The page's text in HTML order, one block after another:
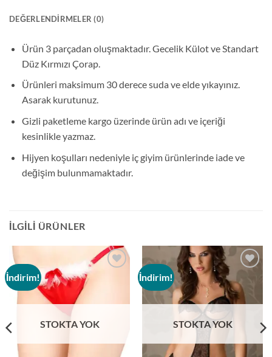
DEĞERLENDIRMELER (0)
Ürün 3 parçadan oluşmaktadır. Gecelik Külot ve Standart
Düz Kırmızı Çorap.
Ürünleri maksimum 30 derece suda ve elde yıkayınız.
Asarak kurutunuz.
Gizli paketleme kargo üzerinde ürün adı ve içeriği
kesinlikle yazmaz.
Hijyen koşulları nedeniyle iç giyim ürünlerinde iade ve
değişim bulunmamaktadır.
İLGILI ÜRÜNLER
İndirim!
STOKTA YOK
İndirim!
wishlist
STOKTA YOK